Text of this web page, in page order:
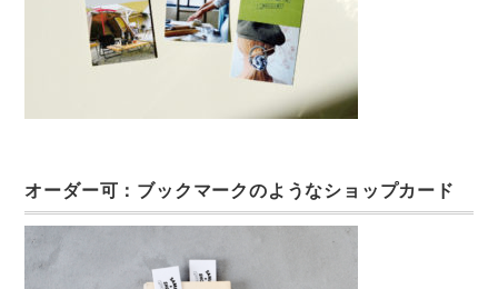
オーダー可：ブックマークのようなショップカード